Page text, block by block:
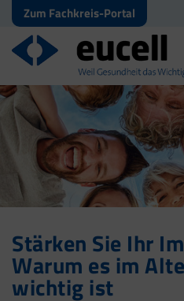
Zum Fachkreis-Portal
Stärken Sie Ihr
Warum es im
wichtig ist